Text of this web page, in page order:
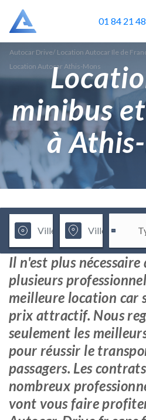
01 84 21
Autocar Drive/ Location Autocar Ile de
Location Autocar Athis-Mons
minibus
à
Il n'est plus
plusieurs
meilleure location car
prix attractif. Nous
seulement les
pour réussir le
passagers. Les
nombreux
vont vous faire